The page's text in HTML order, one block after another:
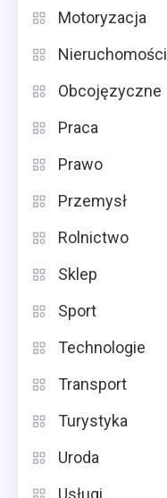
Motoryzacja
Nieruchomości
Obcojęzyczne
Praca
Prawo
Przemysł
Rolnictwo
Sklep
Sport
Technologie
Transport
Turystyka
Uroda
Usługi